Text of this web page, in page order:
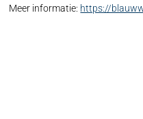
Meer informatie: https://